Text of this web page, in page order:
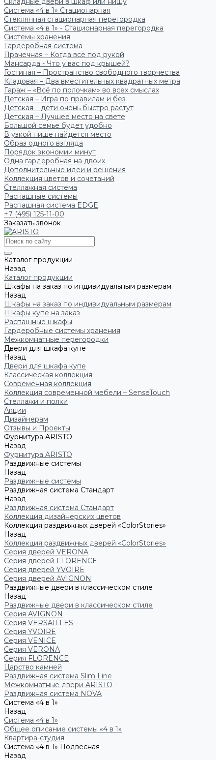
Система «4 в 1» Стационарная
Стеклянная стационарная перегородка
Система «4 в 1» - Стационарная перегородка
Системы хранения
Гардеробная система
Прачечная – Когда всё под рукой
Мансарда - Что у вас под крышей?
Гостиная – Пространство свободного творчества
Кладовая – Два вместительных квадратных метра
Гараж – «Всё по полочкам» во всех смыслах
Детская – Игра по правилам и без
Детская – дети очень быстро растут
Детская – Лучшее место на свете
Большой семье будет удобно
В узкой нише найдется место
Образ одного взгляда
Порядок экономии минут
Одна гардеробная на двоих
Дополнительные идеи и решения
Коллекция цветов и сочетаний
Стеллажная система
Распашные системы
Распашная система EDGE
+7 (495) 125-11-00
Заказать звонок
Каталог продукции
Назад
Каталог продукции
Шкафы на заказ по индивидуальным размерам
Назад
Шкафы на заказ по индивидуальным размерам
Шкафы купе на заказ
Распашные шкафы
Гардеробные системы хранения
Межкомнатные перегородки
Двери для шкафа купе
Назад
Двери для шкафа купе
Классическая коллекция
Современная коллекция
Коллекция современной мебели – SenseTouch
Стеллажи и полки
Акции
Дизайнерам
Отзывы и Проекты
Фурнитура ARISTO
Назад
Фурнитура ARISTO
Раздвижные системы
Назад
Раздвижные системы
Раздвижная система Стандарт
Назад
Раздвижная система Стандарт
Коллекция дизайнерских цветов
Коллекция раздвижных дверей «ColorStories»
Назад
Коллекция раздвижных дверей «ColorStories»
Серия дверей VERONA
Серия дверей FLORENCE
Серия дверей YVOIRE
Серия дверей AVIGNON
Раздвижные двери в классическом стиле
Назад
Раздвижные двери в классическом стиле
Серия AVIGNON
Серия VERSAILLES
Серия YVOIRE
Серия VENICE
Серия VERONA
Серия FLORENCE
Царство камней
Раздвижная система Slim Line
Межкомнатные двери ARISTO
Раздвижная система NOVA
Система «4 в 1»
Назад
Система «4 в 1»
Общее описание системы «4 в 1»
Квартира-студия
Система «4 в 1» Подвесная
Назад